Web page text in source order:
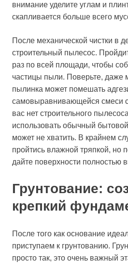
внимание уделите углам и
скапливается больше всего
После механической чистки в
строительный пылесос.
раз по всей площади, чтобы
частицы пыли. Поверьте, даже
пылинка может помешать
самовыравнивающейся смеси
вас нет строительного
использовать обычный
может не хватить. В крайнем
пройтись влажной тряпкой, но
дайте поверхности полностью
Грунтование:
крепкий
После того как основание
приступаем к грунтованию.
просто так, это очень важный